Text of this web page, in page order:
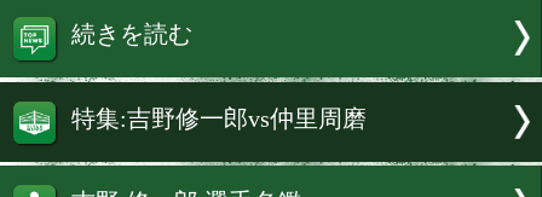
野修一郎(29=三迫)が出演している。吉
月12日(木)に後楽園ホールで仲里周磨
ザト)に6回TKO勝ちし日本王座7度目の
功した。今回が2回目の番組出演の吉野
の話や今後の抱負など30分フルに話し